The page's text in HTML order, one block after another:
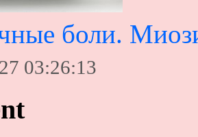
боли.
03:26:13